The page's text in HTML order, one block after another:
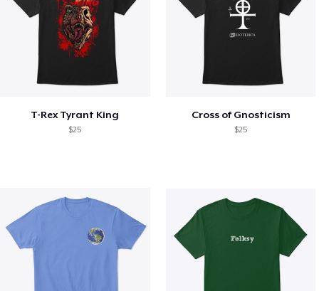
T-Rex Tyrant King
$25
Cross of Gnosticism
$25